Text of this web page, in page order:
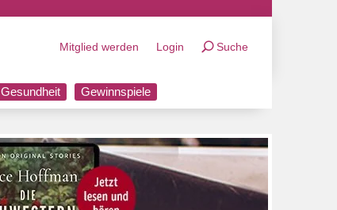
Mitglied werden Login Suche
Gesundheit Gewinnspiele